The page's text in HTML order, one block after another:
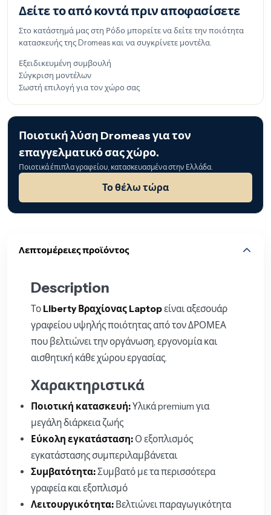
Δείτε το από κοντά πριν αποφασίσετε
Στο κατάστημά μας στη Ρόδο μπορείτε να δείτε την ποιότητα
κατασκευής της Dromeas και να συγκρίνετε μοντέλα.
Εξειδικευμένη συμβουλή
Σύγκριση μοντέλων
Σωστή επιλογή για τον χώρο σας
Ποιοτική λύση Dromeas για τον
επαγγελματικό σας χώρο.
Ποιοτικά έπιπλα γραφείου, κατασκευασμένα στην Ελλάδα.
Το θέλω τώρα
Λεπτομέρειες προϊόντος
Description
Το Liberty Βραχίονας Laptopείναι αξεσουάρ
γραφείου υψηλής ποιότητας από τον ΔΡΟΜΕΑ
που βελτιώνει την οργάνωση, εργονομία και
αισθητική κάθε χώρου εργασίας.
Χαρακτηριστικά
Ποιοτική κατασκευή:Υλικά premium για
μεγάλη διάρκεια ζωής
Εύκολη εγκατάσταση: Ο εξοπλισμός
εγκατάστασης συμπεριλαμβάνεται
Συμβατότητα:Συμβατό με τα περισσότερα
γραφεία και εξοπλισμό
Λειτουργικότητα: Βελτιώνει παραγωγικότητα